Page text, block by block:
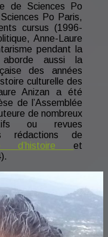
de Sciences Po
Po Paris,
cursus (1996-
Anne-Laure
pendant la
aborde aussi la
des années
culturelle des
Anizan a été
de l’Assemblée
de nombreux
ou revues
rédactions de
d’histoireet